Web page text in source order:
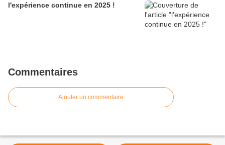
l'expérience continue en 2025 !
Commentaires
Ajouter un commentaire